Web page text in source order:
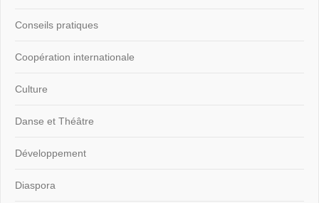
Conseils pratiques
Coopération internationale
Culture
Danse et Théâtre
Développement
Diaspora